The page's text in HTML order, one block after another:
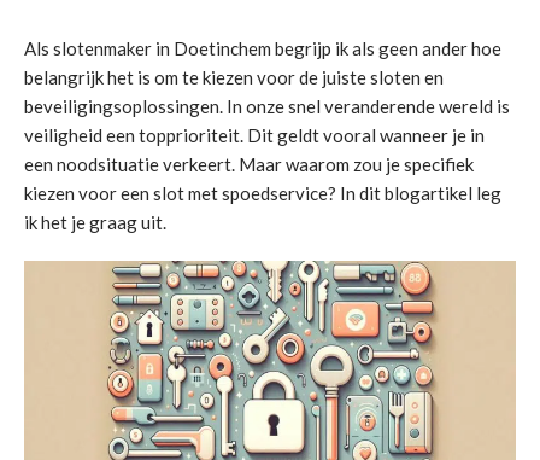
Als slotenmaker in Doetinchem begrijp ik als geen ander hoe
belangrijk het is om te kiezen voor de juiste sloten en
beveiligingsoplossingen. In onze snel veranderende wereld is
veiligheid een topprioriteit. Dit geldt vooral wanneer je in
een noodsituatie verkeert. Maar waarom zou je specifiek
kiezen voor een slot met spoedservice? In dit blogartikel leg
ik het je graag uit.